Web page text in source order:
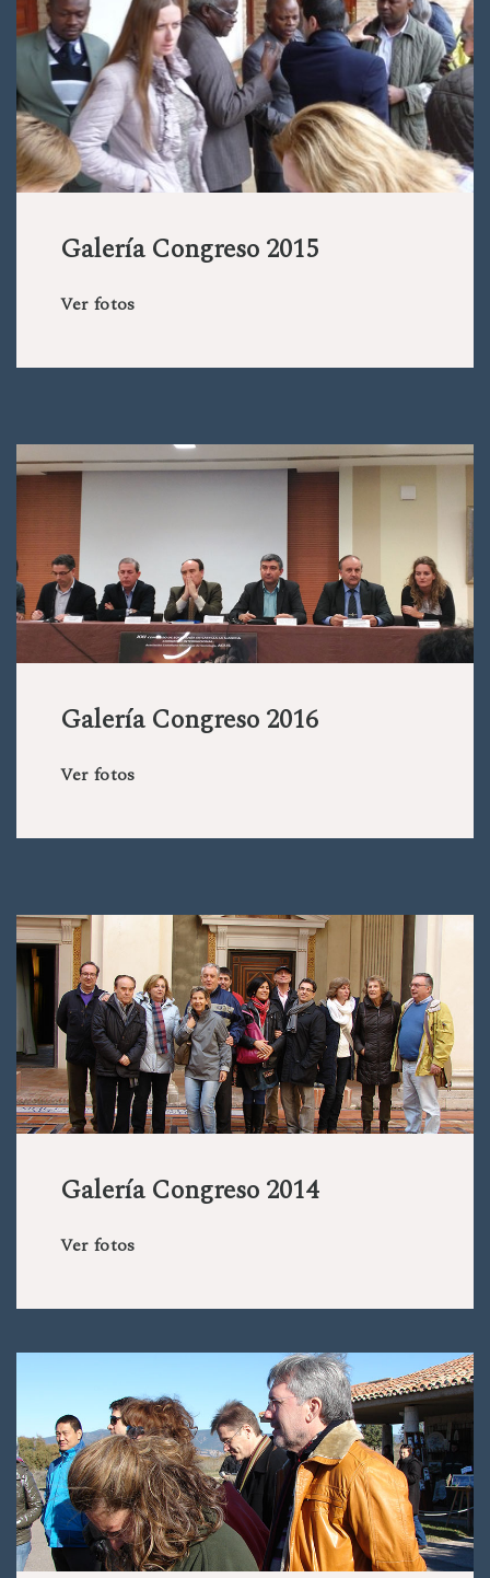
Galería Congreso 2015
Ver fotos
Galería Congreso 2016
Ver fotos
Galería Congreso 2014
Ver fotos